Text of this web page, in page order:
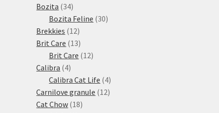
Bozita 3434
produktů
Bozita Feline 3030
Brekkies 1212
produktů
Brit Care 1313
produktů
Brit Care 1212
Calibra 44
produkty
Calibra Cat Life 44
produkty
Carnilove granule 1212
Cat Chow 1818